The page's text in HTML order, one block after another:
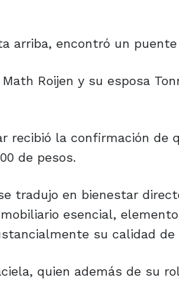
arriba, encontró un
Roijen y su esposa
recibió la confirmación de
de pesos.
tradujo en bienestar
esencial,
su calidad de
quien además de su